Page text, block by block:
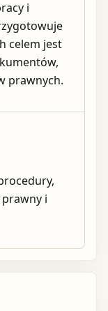
i
celem jest
prawnych.
i